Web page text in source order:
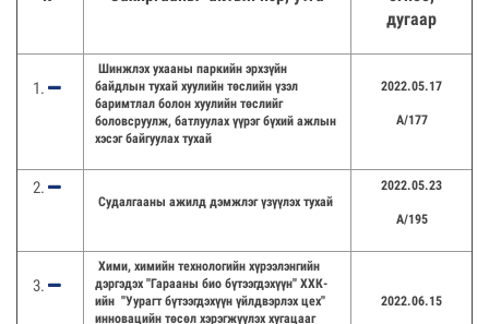
дугаар
Шинжлэх ухааны паркийн эрхзүйн
байдлын тухай хуулийн төслийн үзэл
баримтлал болон хуулийн төслийг
боловсруулж, батлуулах үүрэг бүхий ажлын
хэсэг байгуулах тухай
2022.05.17
А/177
Судалгааны ажилд дэмжлэг үзүүлэх тухай
2022.05.23
А/195
Хими, химийн технологийн хүрээлэнгийн
дэргэдэх ''Гарааны био бүтээгдэхүүн'' ХХК-
ийн ''Уурагт бүтээгдэхүүн үйлдвэрлэх цех''
инновацийн төсөл хэрэгжүүлэх хугацааг
2022.06.15